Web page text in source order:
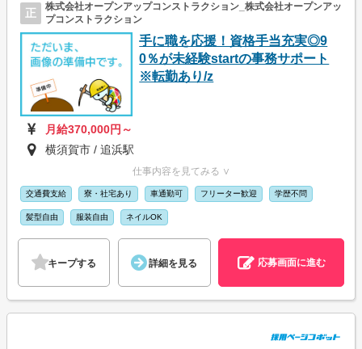
正
株式会社オープンアップコンストラクション_株式会社オープンアッ
プコンストラクション
手に職を応援！資格手当充実◎9
0％が未経験startの事務サポート
※転勤あり/z
月給370,000円～
横須賀市 / 追浜駅
仕事内容を見てみる ∨
交通費支給 寮・社宅あり 車通勤可 フリーター歓迎 学歴不問
髪型自由 服装自由 ネイルOK
キープする 詳細を見る 応募画面に進む